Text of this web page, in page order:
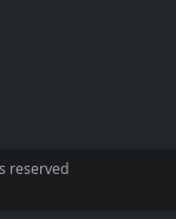
reserved